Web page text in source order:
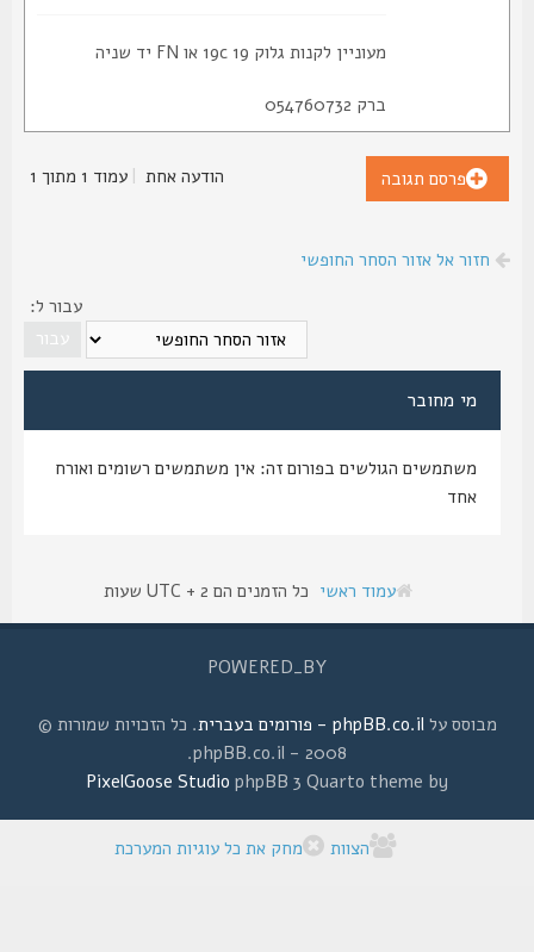
מעוניין לקנות גלוק 19c 19 או FN יד שניה
פרסם תגובה הודעה אחת |עמוד1מתוך1
חזור אל אזור הסחר החופשי
עבור ל:
מי מחובר
משתמשים הגולשים בפורום זה: אין משתמשים רשומים ואורח
עמוד ראשי כל הזמנים הם UTC + 2 שעות
POWERED_BY
מבוסס עלphpBB.co.il - פורומים בעברית
. כל הזכויות שמורות ©
2008 - phpBB.co.il.
phpBB 3 Quarto theme by
PixelGoose Studio
הצוות מחק את כל עוגיות המערכת